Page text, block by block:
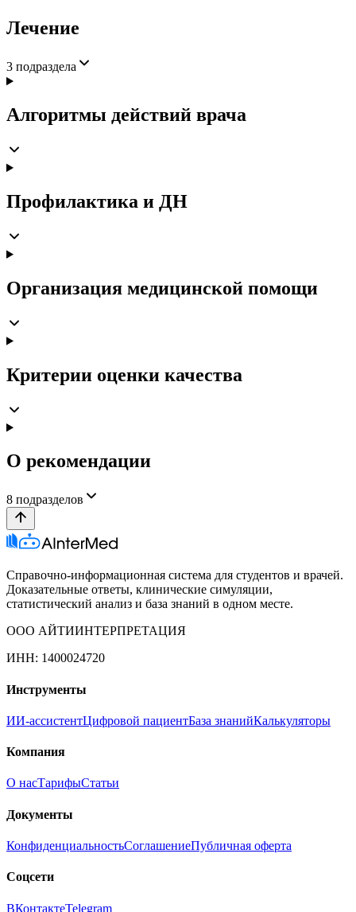
Лечение
3 подраздела
Алгоритмы действий врача
Профилактика и ДН
Организация медицинской помощи
Критерии оценки качества
О рекомендации
8 подразделов
Справочно-информационная система для студентов и врачей.
Доказательные ответы, клинические симуляции,
статистический анализ и база знаний в одном месте.
ООО АЙТИИНТЕРПРЕТАЦИЯ
ИНН: 1400024720
Инструменты
ИИ-ассистентЦифровой пациентБаза знанийКалькуляторы
Компания
О насТарифыСтатьи
Документы
КонфиденциальностьСоглашениеПубличная оферта
Соцсети
ВКонтактеTelegram